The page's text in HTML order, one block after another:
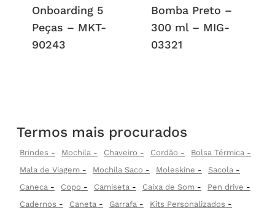
Onboarding 5
Peças – MKT-
90243
Bomba Preto –
300 ml – MIG-
03321
Termos mais procurados
Brindes Mochila Chaveiro Cordão
Bolsa Térmica
Mala de Viagem
Mochila Saco Moleskine
Sacola
Caneca
Copo Camiseta Caixa de Som
Pen drive
Cadernos
Caneta Garrafa
Kits Personalizados